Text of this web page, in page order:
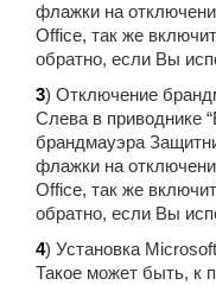
флажки на
Office, так же
обратно, если Вы
3) Отключение
Слева в приводнике
брандмауэра
флажки на
Office, так же
обратно, если Вы
4) Установка
Такое может быть, к